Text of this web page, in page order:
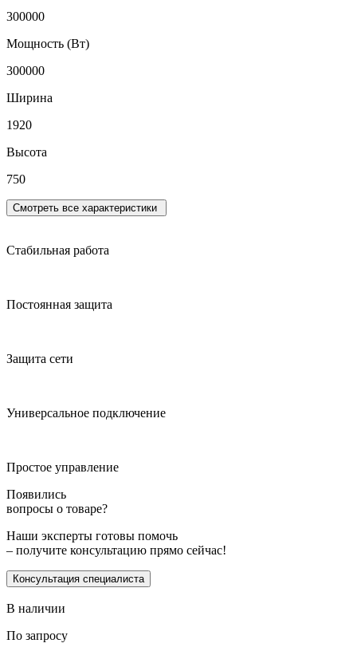
300000
Мощность (Вт)
300000
Ширина
1920
Высота
750
Смотреть все характеристики
Стабильная работа
Постоянная защита
Защита сети
Универсальное подключение
Простое управление
Появились
вопросы о товаре?
Наши эксперты готовы помочь
– получите консультацию прямо сейчас!
Консультация специалиста
В наличии
По запросу